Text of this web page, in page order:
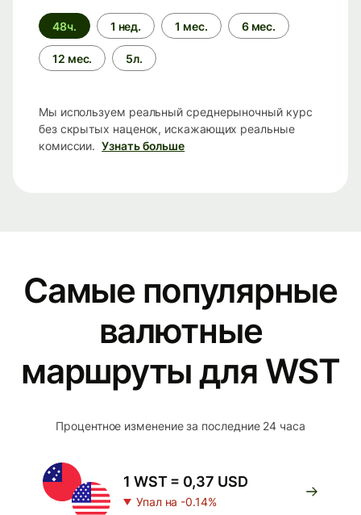
Период
времени
48ч. 1 нед. 1 мес. 6 мес.
12 мес. 5л.
Мы используем реальный среднерыночный курс
без скрытых наценок, искажающих реальные
комиссии. Узнать больше
Самые популярные
валютные
маршруты для WST
Процентное изменение за последние 24 часа
1 WST = 0,37 USD
Упал на -0.14%